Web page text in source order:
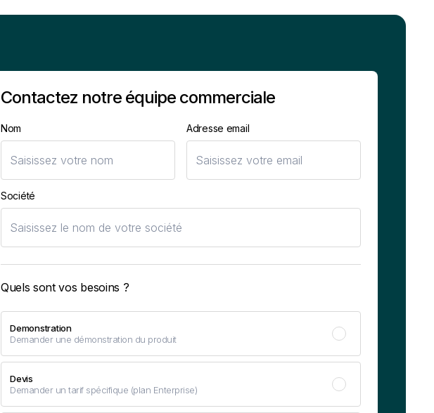
Contactez notre équipe commerciale
Nom Adresse email
Société
Quels sont vos besoins ?
Demonstration
Demander une démonstration du produit
Devis
Demander un tarif spécifique (plan Enterprise)